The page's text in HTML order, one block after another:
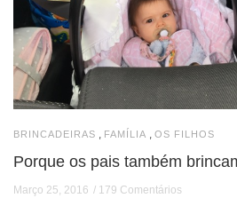
BRINCADEIRAS , FAMÍLIA , OS FILHOS
Porque os pais também
Março 25, 2016 179 Comentários